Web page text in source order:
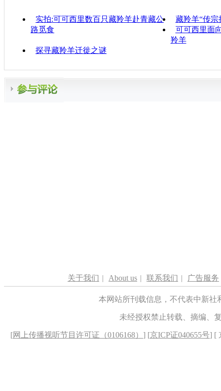
实拍:可可西里数百只藏羚羊赴青藏公
路觅食
藏羚羊“传宗
可可西里面
羚羊
探寻藏羚羊迁徙之谜
关于我们 | About us | 联系我们 | 广告服务
本网站所刊载信息，不代表中新
未经授权禁止转载、摘编、
[网上传播视听节目许可证（0106168） ] [京ICP证040655号] [